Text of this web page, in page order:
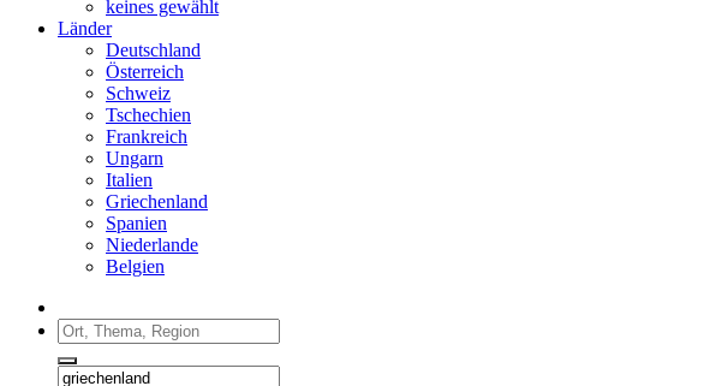
keines gewählt
Länder
Deutschland
Österreich
Schweiz
Tschechien
Frankreich
Ungarn
Italien
Griechenland
Spanien
Niederlande
Belgien